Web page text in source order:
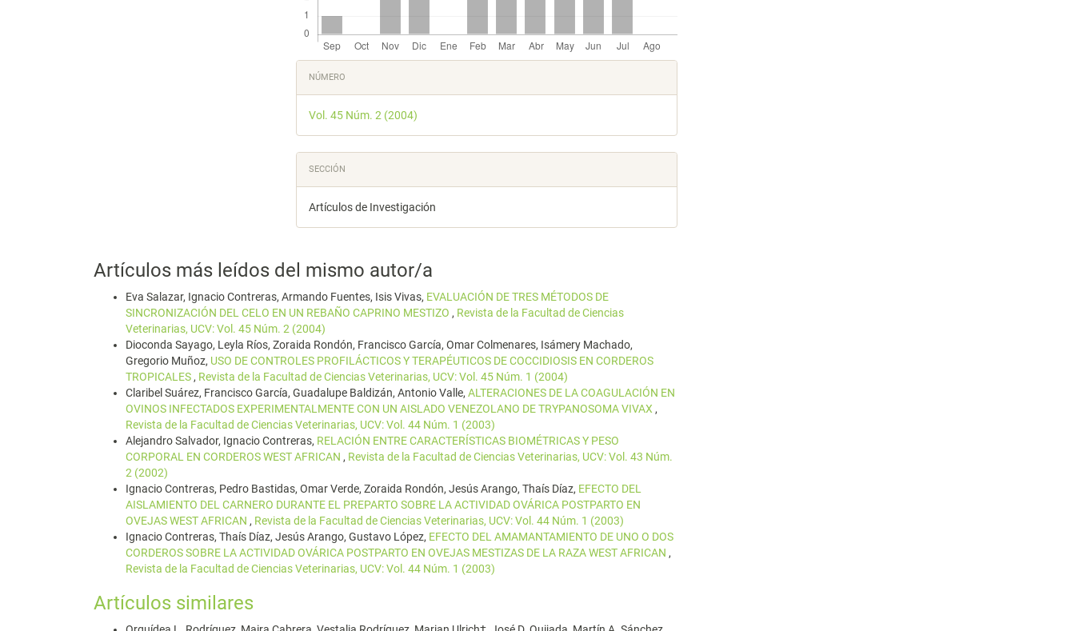
Detalles
del
artículo
NÚMERO
Vol. 45 Núm. 2 (2004)
SECCIÓN
Artículos de Investigación
Artículos más leídos del mismo autor/a
Eva Salazar, Ignacio Contreras, Armando Fuentes, Isis Vivas, EVALUACIÓN DE TRES MÉTODOS DE
SINCRONIZACIÓN DEL CELO EN UN REBAÑO CAPRINO MESTIZO , Revista de la Facultad de Ciencias
Veterinarias, UCV: Vol. 45 Núm. 2 (2004)
Dioconda Sayago, Leyla Ríos, Zoraida Rondón, Francisco García, Omar Colmenares, Isámery Machado,
Gregorio Muñoz, USO DE CONTROLES PROFILÁCTICOS Y TERAPÉUTICOS DE COCCIDIOSIS EN CORDEROS
TROPICALES , Revista de la Facultad de Ciencias Veterinarias, UCV: Vol. 45 Núm. 1 (2004)
Claribel Suárez, Francisco García, Guadalupe Baldizán, Antonio Valle, ALTERACIONES DE LA COAGULACIÓN EN
OVINOS INFECTADOS EXPERIMENTALMENTE CON UN AISLADO VENEZOLANO DE TRYPANOSOMA VIVAX ,
Revista de la Facultad de Ciencias Veterinarias, UCV: Vol. 44 Núm. 1 (2003)
Alejandro Salvador, Ignacio Contreras, RELACIÓN ENTRE CARACTERÍSTICAS BIOMÉTRICAS Y PESO
CORPORAL EN CORDEROS WEST AFRICAN , Revista de la Facultad de Ciencias Veterinarias, UCV: Vol. 43 Núm.
2 (2002)
Ignacio Contreras, Pedro Bastidas, Omar Verde, Zoraida Rondón, Jesús Arango, Thaís Díaz, EFECTO DEL
AISLAMIENTO DEL CARNERO DURANTE EL PREPARTO SOBRE LA ACTIVIDAD OVÁRICA POSTPARTO EN
OVEJAS WEST AFRICAN , Revista de la Facultad de Ciencias Veterinarias, UCV: Vol. 44 Núm. 1 (2003)
Ignacio Contreras, Thaís Díaz, Jesús Arango, Gustavo López, EFECTO DEL AMAMANTAMIENTO DE UNO O DOS
CORDEROS SOBRE LA ACTIVIDAD OVÁRICA POSTPARTO EN OVEJAS MESTIZAS DE LA RAZA WEST AFRICAN ,
Revista de la Facultad de Ciencias Veterinarias, UCV: Vol. 44 Núm. 1 (2003)
Artículos similares